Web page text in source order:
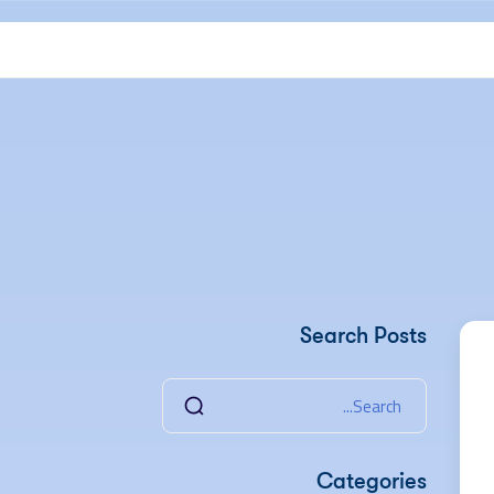
Search Posts
Categories